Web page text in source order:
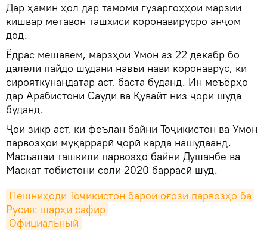
Дар ҳамин ҳол дар тамоми гузаргоҳҳои марзии
кишвар метавон ташхиси коронавирусро анҷом
дод.
Ёдрас мешавем, марзҳои Умон аз 22 декабр бо
далели пайдо шудани навъи нави коронаврус, ки
сирояткунандатар аст, баста буданд. Ин меъёрҳо
дар Арабистони Саудӣ ва Қувайт низ ҷорӣ шуда
буданд.
Ҷои зикр аст, ки феълан байни Тоҷикистон ва Умон
парвозҳои муқаррарӣ ҷорӣ карда нашудаанд.
Масъалаи ташкили парвозҳо байни Душанбе ва
Маскат тобистони соли 2020 баррасӣ шуд.
Пешниҳоди Тоҷикистон барои оғози парвозҳо ба
Русия: шарҳи сафир
Официальный